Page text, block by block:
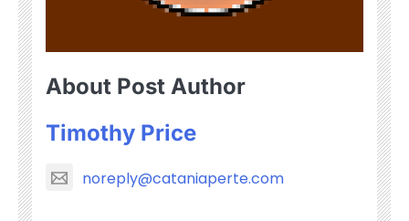
About Post Author
Timothy Price
noreply@cataniaperte.com